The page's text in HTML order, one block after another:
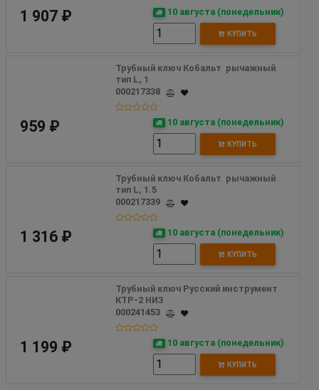
1 907 ₽ 10 августа (понедельник)
КУПИТЬ
Трубный ключ Кобальт  рычажный
тип L, 1
000217338
959 ₽ 10 августа (понедельник)
КУПИТЬ
Трубный ключ Кобальт  рычажный
тип L, 1.5
000217339
1 316 ₽ 10 августа (понедельник)
КУПИТЬ
Трубный ключ Русский инструмент
КТР-2 НИЗ
000241453
1 199 ₽ 10 августа (понедельник)
КУПИТЬ